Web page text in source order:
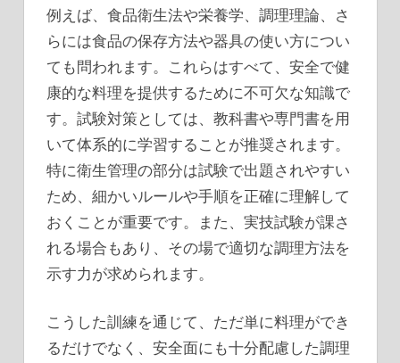
例えば、食品衛生法や栄養学、調理理論、さ
らには食品の保存方法や器具の使い方につい
ても問われます。これらはすべて、安全で健
康的な料理を提供するために不可欠な知識で
す。試験対策としては、教科書や専門書を用
いて体系的に学習することが推奨されます。
特に衛生管理の部分は試験で出題されやすい
ため、細かいルールや手順を正確に理解して
おくことが重要です。また、実技試験が課さ
れる場合もあり、その場で適切な調理方法を
示す力が求められます。
こうした訓練を通じて、ただ単に料理ができ
るだけでなく、安全面にも十分配慮した調理